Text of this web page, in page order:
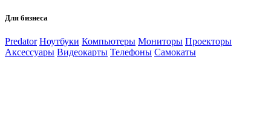
Для бизнеса
Predator Ноутбуки Компьютеры Мониторы Проекторы
Аксессуары Видеокарты Телефоны Самокаты